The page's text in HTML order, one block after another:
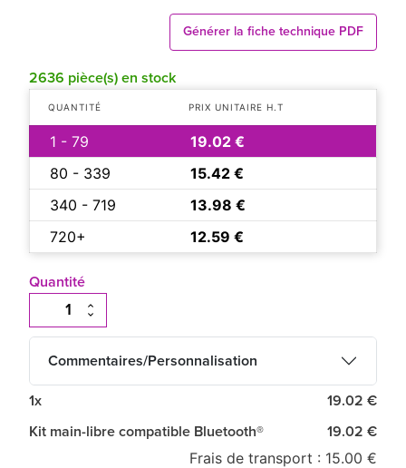
Générer la fiche technique PDF
2636 pièce(s) en stock
QUANTITÉ PRIX UNITAIRE H.T
1 - 79
19.02 €
80 - 339
15.42 €
340 - 719
13.98 €
720+
12.59 €
Quantité
Commentaires/Personnalisation
1x 19.02 €
Kit main-libre compatible Bluetooth® 19.02 €
Frais de transport : 15.00 €